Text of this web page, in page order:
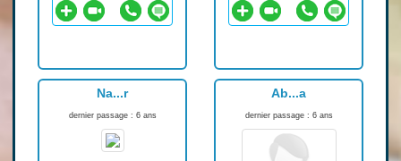
Na...r
dernier passage : 6 ans
Ab...a
dernier passage : 6 ans